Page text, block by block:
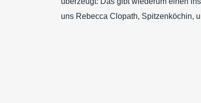
uns Rebecca Clopath, Spitzenköchin,